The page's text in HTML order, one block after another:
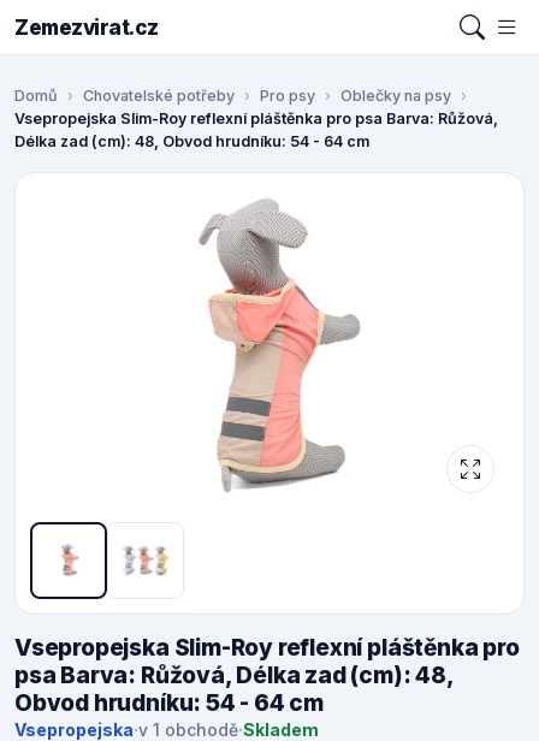
Zemezvirat.cz
Domů Chovatelské potřeby Pro psy
Oblečky na psy
Vsepropejska Slim-Roy reflexní pláštěnka pro psa Barva: Růžová,
Délka zad (cm): 48, Obvod hrudníku: 54 - 64 cm
Vsepropejska Slim-Roy reflexní pláštěnka pro
psa Barva: Růžová, Délka zad (cm): 48,
Obvod hrudníku: 54 - 64 cm
Vsepropejska·v 1 obchodě·Skladem